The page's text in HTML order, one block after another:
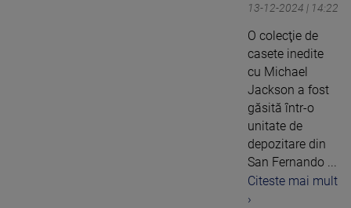
13-12-2024 | 14:22
O colecţie de
casete inedite
cu Michael
Jackson a fost
găsită într-o
unitate de
depozitare din
San Fernando ...
Citeste mai mult
›